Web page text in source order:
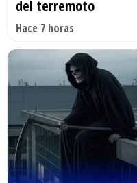
del terremoto
Hace 7 horas